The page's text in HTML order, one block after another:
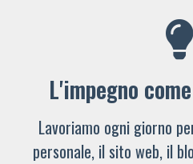
L'impegno
Lavoriamo ogni giorno
personale, il sito web, il